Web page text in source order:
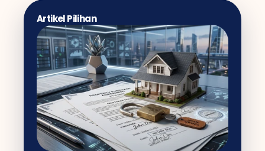
Artikel Pilihan